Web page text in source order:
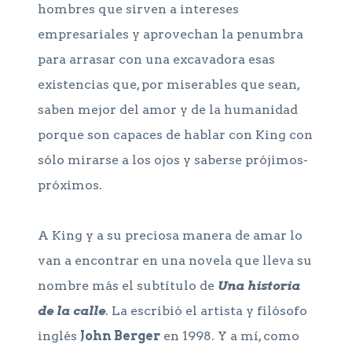
hombres que sirven a intereses
empresariales y aprovechan la penumbra
para arrasar con una excavadora esas
existencias que, por miserables que sean,
saben mejor del amor y de la humanidad
porque son capaces de hablar con King con
sólo mirarse a los ojos y saberse prójimos-
próximos.
A King y a su preciosa manera de amar lo
van a encontrar en una novela que lleva su
nombre más el subtítulo de Una historia
de la calle. La escribió el artista y filósofo
inglés John Berger en 1998. Y a mí, como